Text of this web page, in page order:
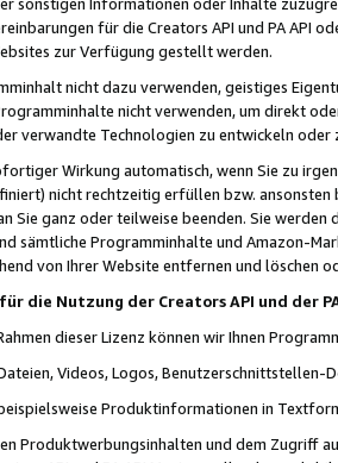
für die Creators API und PA API
zur Verfügung gestellt werden.
nicht dazu verwenden, geistiges
nicht verwenden, um direkt
verwandte Technologien zu entwickeln
Wirkung automatisch, wenn Sie zu
nicht rechtzeitig erfüllen bzw. ansonsten
Sie ganz oder teilweise beenden. Sie werden
sämtliche Programminhalte und Amazon-
von Ihrer Website entfernen und löschen
die Nutzung der Creators API und der
dieser Lizenz können wir Ihnen
Videos, Logos, Benutzerschnittstellen-
Produktinformationen in
Produktwerbungsinhalten und dem Zugriff